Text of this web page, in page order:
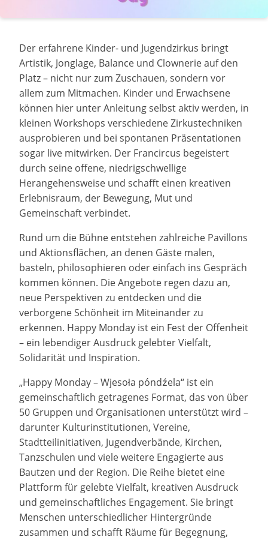
Der erfahrene Kinder- und Jugendzirkus bringt
Artistik, Jonglage, Balance und Clownerie auf den
Platz – nicht nur zum Zuschauen, sondern vor
allem zum Mitmachen. Kinder und Erwachsene
können hier unter Anleitung selbst aktiv werden, in
kleinen Workshops verschiedene Zirkustechniken
ausprobieren und bei spontanen Präsentationen
sogar live mitwirken. Der Francircus begeistert
durch seine offene, niedrigschwellige
Herangehensweise und schafft einen kreativen
Erlebnisraum, der Bewegung, Mut und
Gemeinschaft verbindet.
Rund um die Bühne entstehen zahlreiche Pavillons
und Aktionsflächen, an denen Gäste malen,
basteln, philosophieren oder einfach ins Gespräch
kommen können. Die Angebote regen dazu an,
neue Perspektiven zu entdecken und die
verborgene Schönheit im Miteinander zu
erkennen. Happy Monday ist ein Fest der Offenheit
– ein lebendiger Ausdruck gelebter Vielfalt,
Solidarität und Inspiration.
„Happy Monday – Wjesoła póndźela“ ist ein
gemeinschaftlich getragenes Format, das von über
50 Gruppen und Organisationen unterstützt wird –
darunter Kulturinstitutionen, Vereine,
Stadtteilinitiativen, Jugendverbände, Kirchen,
Tanzschulen und viele weitere Engagierte aus
Bautzen und der Region. Die Reihe bietet eine
Plattform für gelebte Vielfalt, kreativen Ausdruck
und gemeinschaftliches Engagement. Sie bringt
Menschen unterschiedlicher Hintergründe
zusammen und schafft Räume für Begegnung,